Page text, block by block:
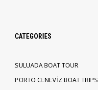
CATEGORIES
SULUADA BOAT TOUR
PORTO CENEVİZ BOAT TRIPS